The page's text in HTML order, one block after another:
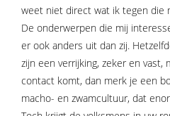
weet niet direct wat ik tegen die
De onderwerpen die mij
er ook anders uit dan zij.
zijn een verrijking, zeker en
contact komt, dan merk je een
macho- en zwamcultuur, dat